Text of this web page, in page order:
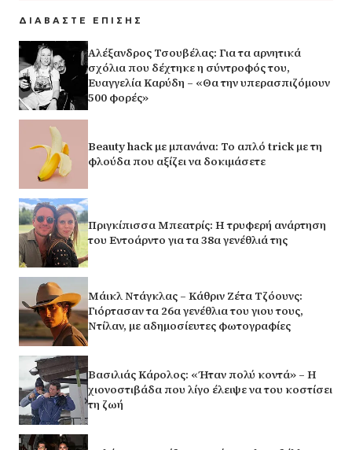
ΔΙΑΒΑΣΤΕ ΕΠΙΣΗΣ
Αλέξανδρος Τσουβέλας: Για τα αρνητικά
σχόλια που δέχτηκε η σύντροφός του,
Ευαγγελία Καρύδη – «Θα την υπερασπιζόμουν
500 φορές»
Beauty hack με μπανάνα: Το απλό trick με τη
φλούδα που αξίζει να δοκιμάσετε
Πριγκίπισσα Μπεατρίς: Η τρυφερή ανάρτηση
του Εντοάρντο για τα 38α γενέθλιά της
Μάικλ Ντάγκλας – Κάθριν Ζέτα Τζόουνς:
Γιόρτασαν τα 26α γενέθλια του γιου τους,
Ντίλαν, με αδημοσίευτες φωτογραφίες
Βασιλιάς Κάρολος: «Ήταν πολύ κοντά» – Η
χιονοστιβάδα που λίγο έλειψε να του κοστίσει
τη ζωή